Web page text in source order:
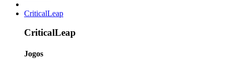
CriticalLeap
CriticalLeap
Jogos